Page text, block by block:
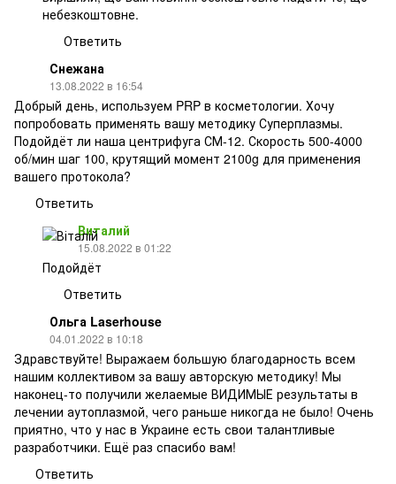
небезкоштовне.
Ответить
Снежана
13.08.2022 в 16:54
Добрый день, используем PRP в косметологии. Хочу
попробовать применять вашу методику Суперплазмы.
Подойдёт ли наша центрифуга СМ-12. Скорость 500-4000
об/мин шаг 100, крутящий момент 2100g для применения
вашего протокола?
Ответить
Виталий
15.08.2022 в 01:22
Подойдёт
Ответить
Ольга Laserhouse
04.01.2022 в 10:18
Здравствуйте! Выражаем большую благодарность всем
нашим коллективом за вашу авторскую методику! Мы
наконец-то получили желаемые ВИДИМЫЕ результаты в
лечении аутоплазмой, чего раньше никогда не было! Очень
приятно, что у нас в Украине есть свои талантливые
разработчики. Ещё раз спасибо вам!
Ответить